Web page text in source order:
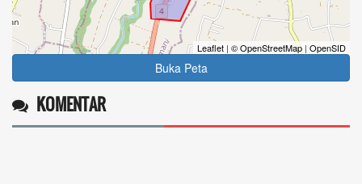
Leaflet | © OpenStreetMap | OpenSID
Buka Peta
KOMENTAR